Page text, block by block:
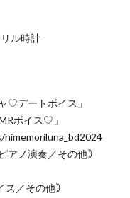
ル時計
♡デートボイス」
ボイス♡」
ノ演奏／その他｠
／その他｠